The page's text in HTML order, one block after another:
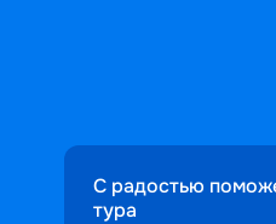
С радостью
тура